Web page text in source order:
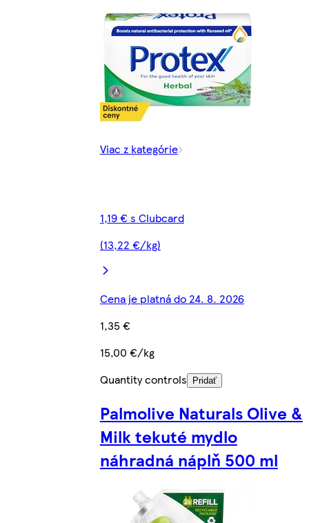
Viac z kategórie
1,19 € s Clubcard
(13,22 €/kg)
Cena je platná do 24. 8. 2026
1,35 €
15,00 €/kg
Quantity controls
Pridať
Palmolive Naturals Olive &
Milk tekuté mydlo
náhradná náplň 500 ml